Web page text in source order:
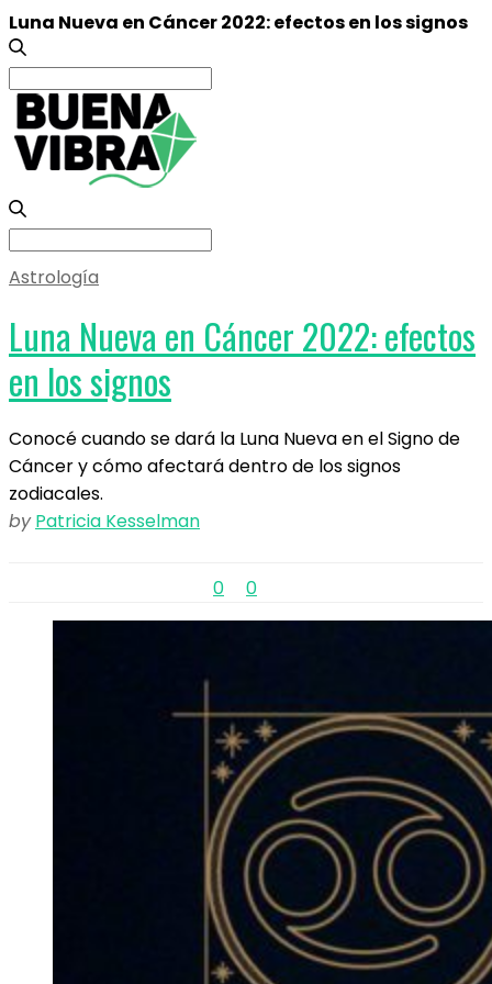
Luna Nueva en Cáncer 2022: efectos en los signos
Search
for:
Search
Astrología
Luna Nueva en Cáncer 2022: efectos
en los signos
Conocé cuando se dará la Luna Nueva en el Signo de
Cáncer y cómo afectará dentro de los signos
zodiacales.
by Patricia Kesselman
0 0